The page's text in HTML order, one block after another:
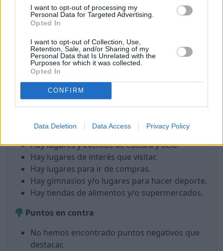
I want to opt-out of processing my
Personal Data for Targeted Advertising.
Opted In
I want to opt-out of Collection, Use,
Retention, Sale, and/or Sharing of my
Personal Data that Is Unrelated with the
Purposes for which it was collected.
Opted In
CONFIRM
Data Deletion Data Access Privacy Policy
Buen coste de vida.
Buena temperatura.
Buena calidad del aire (hoy).
Internet rápido.
Es un lugar seguro.
Poca probabilidad de sufrir un robo.
Buena sanidad y hospitales.
Es seguro para las mujeres.
LGBTQ+ friendly.
Hay una buena oferta gastronómica.
Hay lugares para tomar café o té.
Hay lugares y eventos de cultura y ocio.
Hay lugares de interés que visitar.
Hay lugares para ir de compras.
Hay gimnasios y/o lugares para hacer deporte.
Hay tiendas de alimentos y/o supermercados.
Puntos en contra
No hemos encontrado puntos negativos que
destacar.